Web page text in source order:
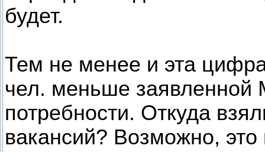
будет.
Тем не менее и эта
чел. меньше заявленной
потребности. Откуда
вакансий? Возможно,